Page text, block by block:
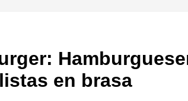
en brasa